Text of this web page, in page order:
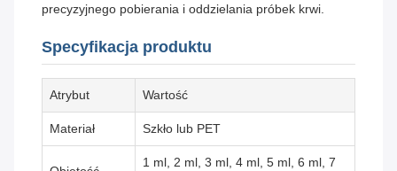
precyzyjnego pobierania i oddzielania próbek krwi.
Specyfikacja produktu
Atrybut Wartość
Materiał Szkło lub PET
1 ml, 2 ml, 3 ml, 4 ml, 5 ml, 6 ml, 7